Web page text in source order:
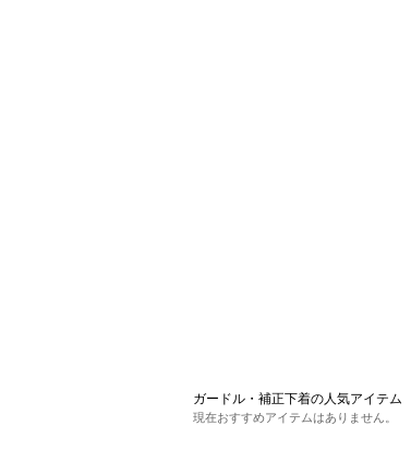
ガードル・補正下着の人気アイテム
現在おすすめアイテムはありません。